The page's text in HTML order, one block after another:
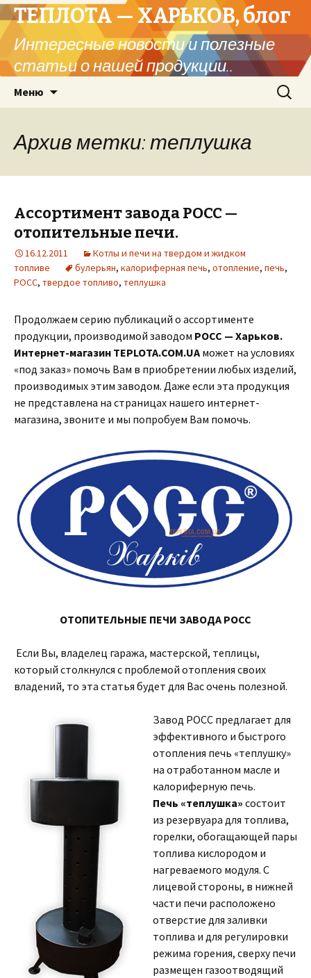
ТЕПЛОТА — ХАРЬКОВ, блог
Интересные новости и полезные
статьи о нашей продукции..
Меню Найти:
Архив метки: теплушка
Ассортимент завода РОСС —
отопительные печи.
16.12.2011
Котлы и печи на твердом и жидком
топливе
булерьян, калориферная печь, отопление, печь,
РОСС, твердое топливо, теплушка
Продолжаем серию публикаций о ассортименте
продукции, производимой заводом РОСС — Харьков.
Интернет-магазин TEPLOTA.COM.UAможет на условиях
«под заказ» помочь Вам в приобретении любых изделий,
производимых этим заводом. Даже если эта продукция
не представлена на страницах нашего интернет-
магазина, звоните и мы попробуем Вам помочь.
ОТОПИТЕЛЬНЫЕ ПЕЧИ ЗАВОДА РОСС
Если Вы, владелец гаража, мастерской, теплицы,
который столкнулся с проблемой отопления своих
владений, то эта статья будет для Вас очень полезной.
Завод РОСС предлагает для
эффективного и быстрого
отопления печь «теплушку»
на отработанном масле и
калориферную печь.
Печь «теплушка» состоит
из резервуара для топлива,
горелки, обогащающей пары
топлива кислородом и
нагреваемого модуля. С
лицевой стороны, в нижней
части печи расположено
отверстие для заливки
топлива и для регулировки
режима горения, сверху печи
размещен газоотводящий